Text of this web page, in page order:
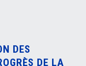
DES
DE LA